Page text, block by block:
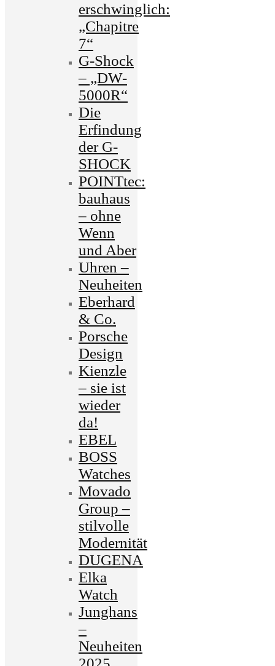
erschwinglich:
„Chapitre
7“
G-Shock
– „DW-
5000R“
Die
Erfindung
der G-
SHOCK
POINTtec:
bauhaus
– ohne
Wenn
und Aber
Uhren –
Neuheiten
Eberhard
& Co.
Porsche
Design
Kienzle
– sie ist
wieder
da!
EBEL
BOSS
Watches
Movado
Group –
stilvolle
Modernität
DUGENA
Elka
Watch
Junghans
–
Neuheiten